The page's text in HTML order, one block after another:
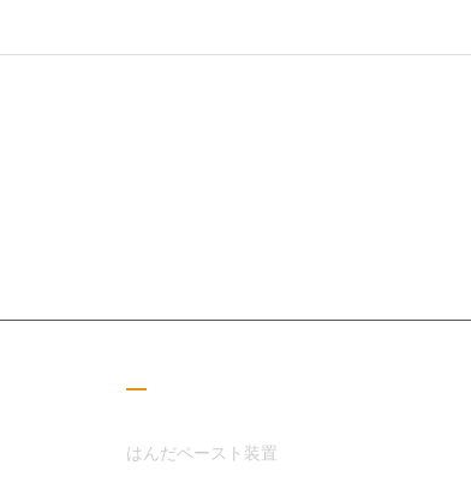
はんだペースト装置